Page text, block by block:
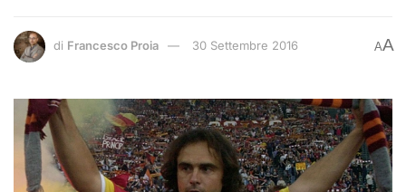
di Francesco Proia 30 Settembre 2016 AA